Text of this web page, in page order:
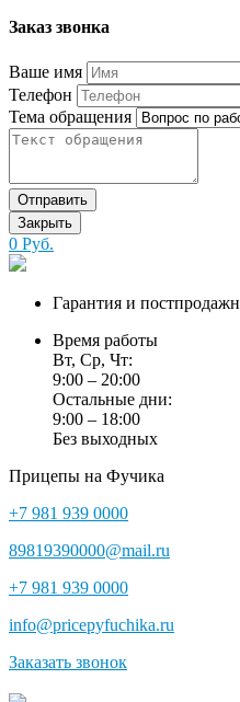
Заказ звонка
Ваше имя
Телефон
Тема обращения
Отправить
Закрыть
0 Руб.
Гарантия и
Время работы
Вт, Ср, Чт:
9:00 – 20:00
Остальные дни:
9:00 – 18:00
Без выходных
Прицепы на Фучика
+7 981 939 0000
89819390000@mail.ru
+7 981 939 0000
info@pricepyfuchika.ru
Заказать звонок